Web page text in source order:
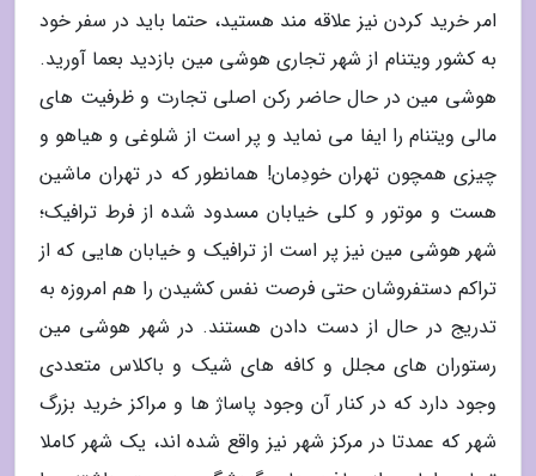
امر خرید کردن نیز علاقه مند هستید، حتما باید در سفر خود
به کشور ویتنام از شهر تجاری هوشی مین بازدید بعما آورید.
هوشی مین در حال حاضر رکن اصلی تجارت و ظرفیت های
مالی ویتنام را ایفا می نماید و پر است از شلوغی و هیاهو و
چیزی همچون تهران خودِمان! همانطور که در تهران ماشین
هست و موتور و کلی خیابان مسدود شده از فرط ترافیک؛
شهر هوشی مین نیز پر است از ترافیک و خیابان هایی که از
تراکم دستفروشان حتی فرصت نفس کشیدن را هم امروزه به
تدریج در حال از دست دادن هستند. در شهر هوشی مین
رستوران های مجلل و کافه های شیک و باکلاس متعددی
وجود دارد که در کنار آن وجود پاساژ ها و مراکز خرید بزرگ
شهر که عمدتا در مرکز شهر نیز واقع شده اند، یک شهر کاملا